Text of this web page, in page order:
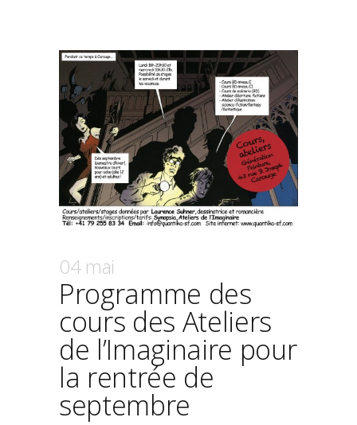
04 mai
Programme des
cours des Ateliers
de l’Imaginaire pour
la rentrée de
septembre